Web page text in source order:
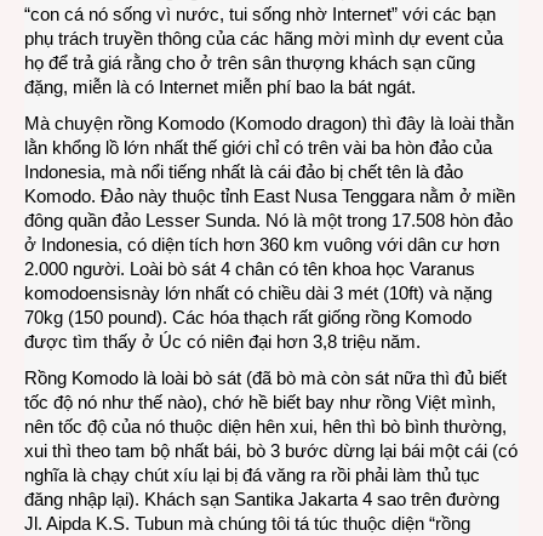
“con cá nó sống vì nước, tui sống nhờ Internet” với các bạn
phụ trách truyền thông của các hãng mời mình dự event của
họ để trả giá rằng cho ở trên sân thượng khách sạn cũng
đặng, miễn là có Internet miễn phí bao la bát ngát.
Mà chuyện rồng Komodo (Komodo dragon) thì đây là loài thằn
lằn khổng lồ lớn nhất thế giới chỉ có trên vài ba hòn đảo của
Indonesia, mà nổi tiếng nhất là cái đảo bị chết tên là đảo
Komodo. Đảo này thuộc tỉnh East Nusa Tenggara nằm ở miền
đông quần đảo Lesser Sunda. Nó là một trong 17.508 hòn đảo
ở Indonesia, có diện tích hơn 360 km vuông với dân cư hơn
2.000 người. Loài bò sát 4 chân có tên khoa học Varanus
komodoensisnày lớn nhất có chiều dài 3 mét (10ft) và nặng
70kg (150 pound). Các hóa thạch rất giống rồng Komodo
được tìm thấy ở Úc có niên đại hơn 3,8 triệu năm.
Rồng Komodo là loài bò sát (đã bò mà còn sát nữa thì đủ biết
tốc độ nó như thế nào), chớ hề biết bay như rồng Việt mình,
nên tốc độ của nó thuộc diện hên xui, hên thì bò bình thường,
xui thì theo tam bộ nhất bái, bò 3 bước dừng lại bái một cái (có
nghĩa là chạy chút xíu lại bị đá văng ra rồi phải làm thủ tục
đăng nhập lại). Khách sạn Santika Jakarta 4 sao trên đường
Jl. Aipda K.S. Tubun mà chúng tôi tá túc thuộc diện “rồng